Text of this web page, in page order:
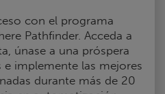
con el programa
Pathfinder. Acceda a
únase a una próspera
implemente las mejores
durante más de 20